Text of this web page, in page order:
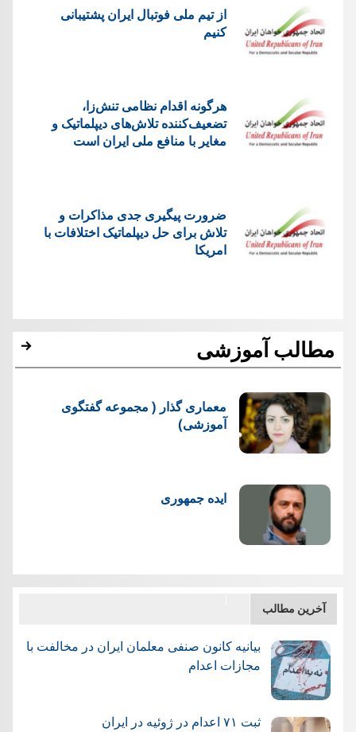
از تیم ملی فوتبال ایران پشتیبانی
کنیم
هرگونه اقدام نظامی تنش‌زا،
تضعیف‌کننده تلاش‌های دیپلماتیک و
مغایر با منافع ملی ایران است
ضرورت پیگیری جدی مذاکرات و
تلاش برای حل دیپلماتیک اختلافات با
امریکا
مطالب آموزشی
معماری گذار ( مجموعه گفتگوی
آموزشی)
ایده جمهوری
آخرین مطالب
بیانیه کانون صنفی معلمان ایران در مخالفت با
مجازات اعدام
ثبت ۷۱ اعدام در ژوئيه در ایران